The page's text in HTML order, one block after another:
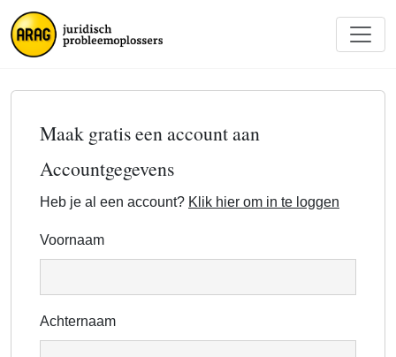
Maak gratis een account aan
Accountgegevens
Heb je al een account? Klik hier om in te loggen
Voornaam
Achternaam